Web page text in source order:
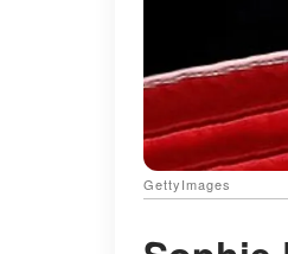
GettyImages